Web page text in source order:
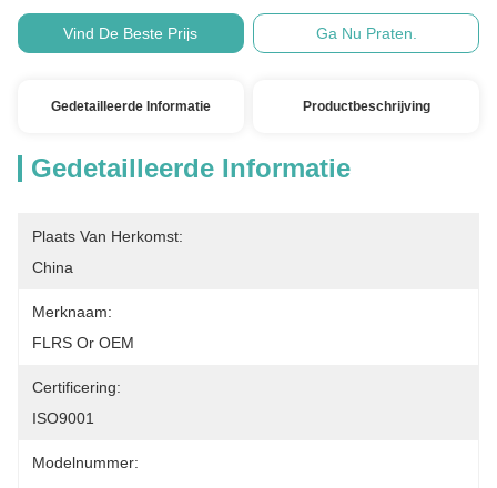
Vind De Beste Prijs Ga Nu Praten.
Gedetailleerde Informatie Productbeschrijving
Gedetailleerde Informatie
Plaats Van Herkomst:
China
Merknaam:
FLRS Or OEM
Certificering:
ISO9001
Modelnummer: